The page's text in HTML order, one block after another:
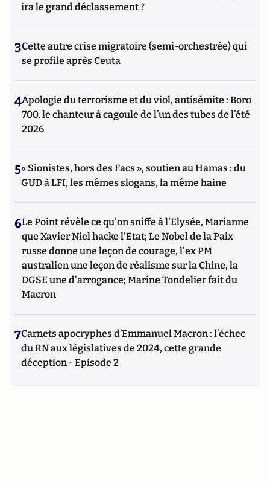
ira le grand déclassement ?
3Cette autre crise migratoire (semi-orchestrée) qui
se profile après Ceuta
4Apologie du terrorisme et du viol, antisémite : Boro
700, le chanteur à cagoule de l’un des tubes de l’été
2026
5« Sionistes, hors des Facs », soutien au Hamas : du
GUD à LFI, les mêmes slogans, la même haine
6Le Point révèle ce qu'on sniffe à l'Elysée, Marianne
que Xavier Niel hacke l'Etat; Le Nobel de la Paix
russe donne une leçon de courage, l'ex PM
australien une leçon de réalisme sur la Chine, la
DGSE une d'arrogance; Marine Tondelier fait du
Macron
7Carnets apocryphes d’Emmanuel Macron : l’échec
du RN aux législatives de 2024, cette grande
déception - Episode 2